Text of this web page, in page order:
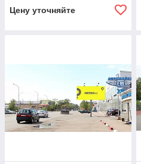
Цену уточняйте